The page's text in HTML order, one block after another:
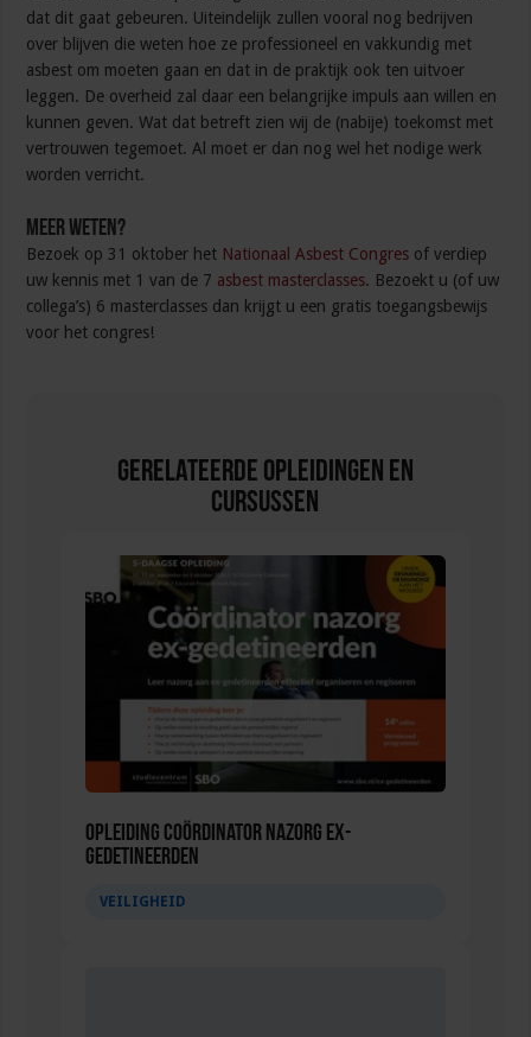
dat dit gaat gebeuren. Uiteindelijk zullen vooral nog bedrijven
over blijven die weten hoe ze professioneel en vakkundig met
asbest om moeten gaan en dat in de praktijk ook ten uitvoer
leggen. De overheid zal daar een belangrijke impuls aan willen en
kunnen geven. Wat dat betreft zien wij de (nabije) toekomst met
vertrouwen tegemoet. Al moet er dan nog wel het nodige werk
worden verricht.
Meer weten?
Bezoek op 31 oktober het Nationaal Asbest Congres of verdiep
uw kennis met 1 van de 7 asbest masterclasses. Bezoekt u (of uw
collega’s) 6 masterclasses dan krijgt u een gratis toegangsbewijs
voor het congres!
Gerelateerde Opleidingen en
Cursussen
Opleiding Coördinator nazorg ex-
gedetineerden
VEILIGHEID